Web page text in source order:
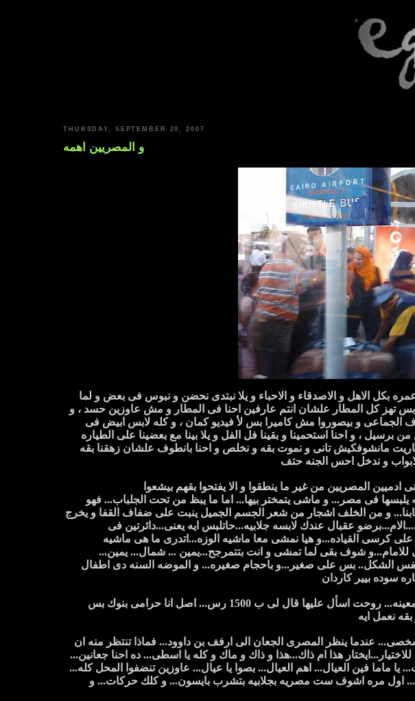
THURSDAY, SEPTEMBER 20, 2007
و المصريين اهمه
بكل الاهل و الاصدقاء و الاحباء و يلا نبتدى نحضن و نبوس فى بعض و لما
تهز كل المطار علشان انتم عارفين احنا فى المطار و مش عاوزين حسد ، و
الجماعى و بيصوروا مش كاميرا بس لأ فيديو كمان ، و كله لابس ابيض فى
، و احنا استحمينا و بقينا فل الفل و يلا بينا مع بعضينا على الطياره
مانشوفكيش تانى و نموت بقه و نخلص و احنا بانطوف علشان زهقنا بقه
و ندخل احس الجنه حتف
المصريين من غير ما ينطقوا و الا يفتحوا بقهم بيشعوا
يلبسها فى مصر... و ماشى يتمختر بيها... اما ما يبظ من تحت الجلباب... فهو
و من الخلف اشجار من شعر الجسم الجميل ينبت على ضفاف القفا و يخرج
عقبال عندك لابسه جلابيه...حاتلبس ايه يعنى...دائرتين فى
على كرسى القياده...و هيا نمشى معا ماشيه الوزه...اتدرى ما هى ماشيه
للامام...و شوف بقى لما تمشى و انت بتتمرجح...يمين ... شمال... يمين...
نفس الشكل.. بس على صغير...و باحجام صغيره... و الموضه السنه دى اطفال
سوده بيير كاردان
كوكو بيكلمنى من مصر علشان يقول لى انى اشتريله ساعه يد معينه... روحت اسأل عليها قال لى ب 1500 رس... اصل انا حرامى بنوك بس
نعمل ايه
عندما ينظر المصرى الجعان الى ارفف بن داوود... فماذا تنتظر منه ان
هذا ام ذاك...هذا و ذاك و ماك و كله يا اسطى... ده احنا جعانين...
ماما فين العيال... اهم العيال... بصوا يا عيال... عاوزين تنضفوا المحل كله...
اول مره اشوف ست مصريه بجلابيه بتشرب بايسون... و كلك حركات... و